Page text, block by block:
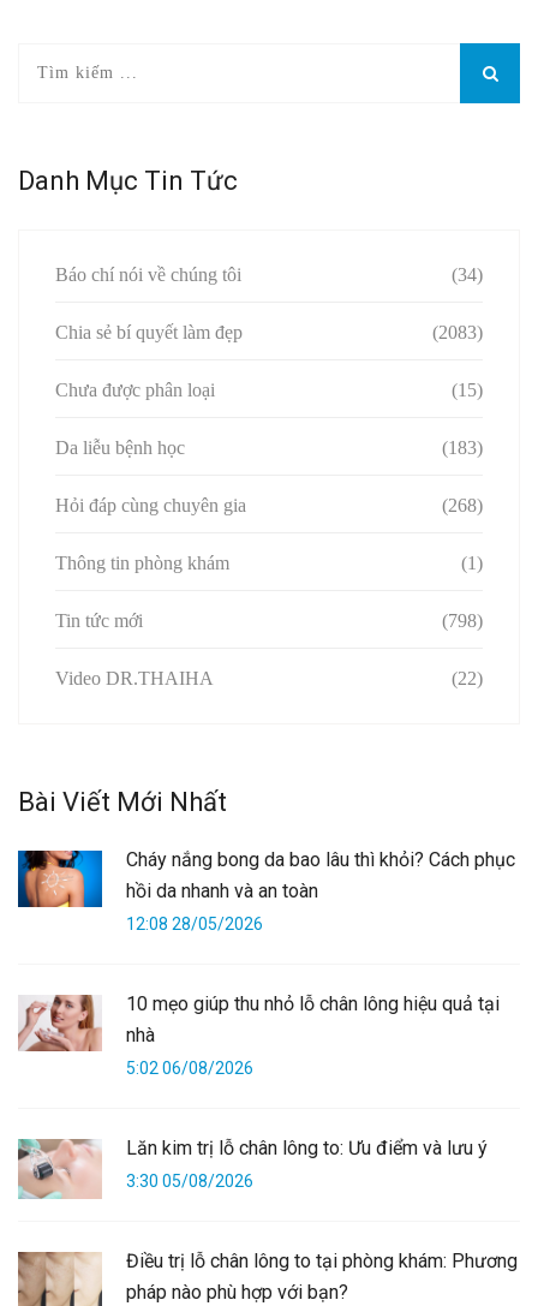
Danh Mục Tin Tức
Báo chí nói về chúng tôi (34)
Chia sẻ bí quyết làm đẹp (2083)
Chưa được phân loại (15)
Da liễu bệnh học (183)
Hỏi đáp cùng chuyên gia (268)
Thông tin phòng khám (1)
Tin tức mới (798)
Video DR.THAIHA (22)
Bài Viết Mới Nhất
Cháy nắng bong da bao lâu thì khỏi? Cách phục
hồi da nhanh và an toàn
12:08 28/05/2026
10 mẹo giúp thu nhỏ lỗ chân lông hiệu quả tại
nhà
5:02 06/08/2026
Lăn kim trị lỗ chân lông to: Ưu điểm và lưu ý
3:30 05/08/2026
Điều trị lỗ chân lông to tại phòng khám: Phương
pháp nào phù hợp với bạn?